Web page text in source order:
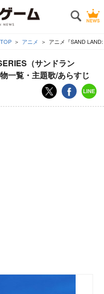
アニメ アニメ『SAND
（サンドラン
一覧・主題歌/あらすじ